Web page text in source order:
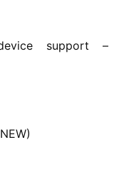
support –